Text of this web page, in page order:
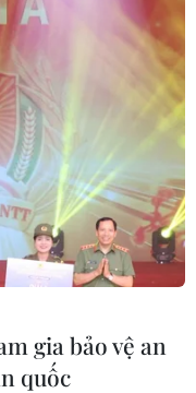
gia bảo vệ an
quốc